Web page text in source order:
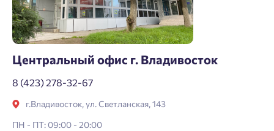
Центральный офис г. Владивосток
8 (423) 278-32-67
г.Владивосток, ул. Светланская, 143
ПН - ПТ: 09:00 - 20:00